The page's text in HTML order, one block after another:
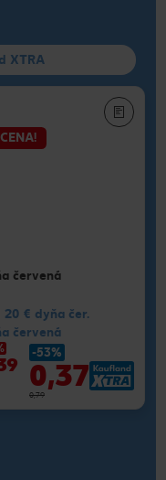
XTRA
červená
20 € dyňa čer.
červená
-53%
0,37
0,79